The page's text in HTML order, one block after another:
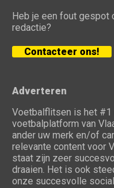
Heb je een fout gespot
redactie?
Contacteer ons!
Adverteren
Voetbalflitsen is het #1
voetbalplatform van
ander uw merk en/of
relevante content voor
staat zijn zeer
draaien. Het is ook
onze succesvolle